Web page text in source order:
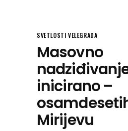
SVETLOSTI VELEGRADA
Masovno
inicirano –
Mirijevu